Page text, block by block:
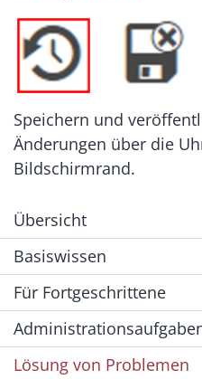
Speichern und
Änderungen über die
Bildschirmrand.
Übersicht
Basiswissen
Für Fortgeschrittene
Lösung von Problemen